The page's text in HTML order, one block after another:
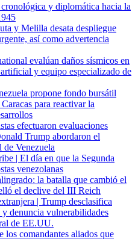
y diplomática hacia la
y Melilla desata despliegue
así como advertencia
evalúan daños sísmicos en
y equipo especializado de
propone fondo bursátil
para reactivar la
efectuaron evaluaciones
Trump abordaron el
Venezuela
| El día en que la Segunda
venezolanas
la batalla que cambió el
el declive del III Reich
| Trump desclasifica
denuncia vulnerabilidades
de EE.UU.
comandantes aliados que